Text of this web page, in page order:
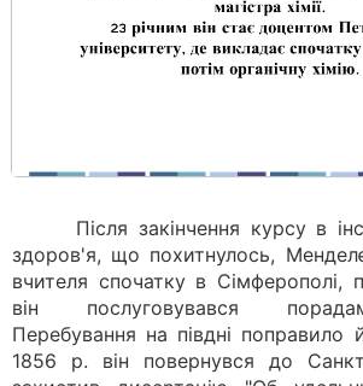
Після закінчення курсу в
здоров'я, що похитнулось,
вчителя спочатку в Сімферополі,
він послуговувався
Перебування на півдні поправило
1856 р. він повернувся до